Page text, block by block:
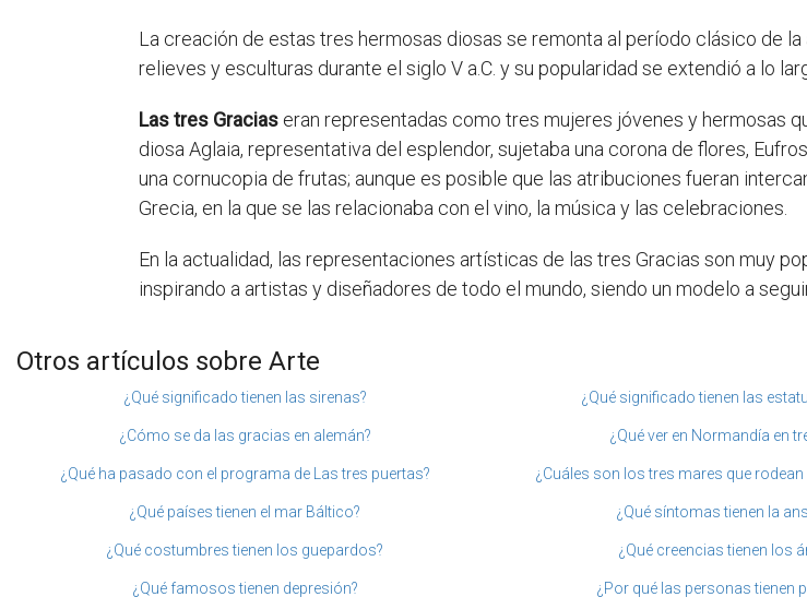
La creación de estas tres hermosas diosas se remonta al período clásico de
relieves y esculturas durante el siglo V a.C. y su popularidad se extendió a lo
Las tres Gracias eran representadas como tres mujeres jóvenes y hermosas
diosa Aglaia, representativa del esplendor, sujetaba una corona de flores,
una cornucopia de frutas; aunque es posible que las atribuciones fueran
Grecia, en la que se las relacionaba con el vino, la música y las celebraciones.
En la actualidad, las representaciones artísticas de las tres Gracias son muy
inspirando a artistas y diseñadores de todo el mundo, siendo un modelo a
Otros artículos sobre Arte
¿Qué significado tienen las sirenas? ¿Qué significado tienen las
¿Cómo se da las gracias en alemán? ¿Qué ver en Normandía en
¿Qué ha pasado con el programa de Las tres puertas? ¿Cuáles son los tres mares que
¿Qué países tienen el mar Báltico? ¿Qué síntomas tienen la
¿Qué costumbres tienen los guepardos? ¿Qué creencias tienen los
¿Qué famosos tienen depresión? ¿Por qué las personas tienen